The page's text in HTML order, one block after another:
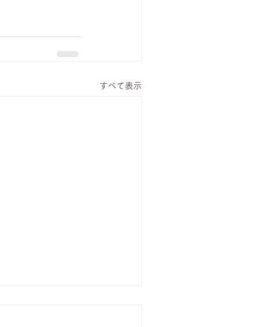
すべて表示